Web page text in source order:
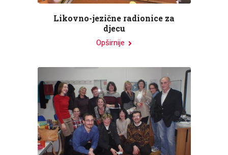
Likovno-jezične radionice za
djecu
Opširnije